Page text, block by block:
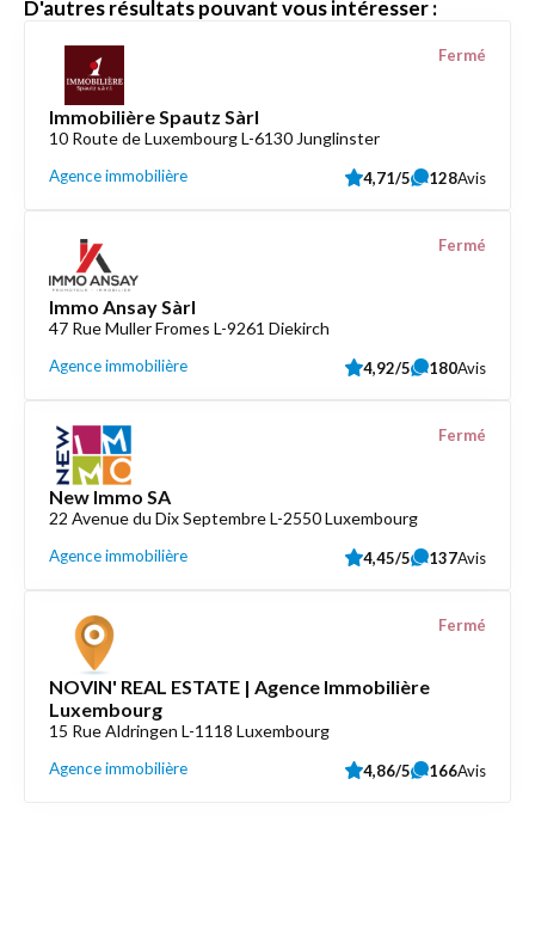
D'autres résultats pouvant vous intéresser :
Immobilière Spautz Sàrl
10 Route de Luxembourg L-6130 Junglinster
Agence immobilière
Fermé
4,71/5 128Avis
Immo Ansay Sàrl
47 Rue Muller Fromes L-9261 Diekirch
Agence immobilière
Fermé
4,92/5 180Avis
New Immo SA
22 Avenue du Dix Septembre L-2550 Luxembourg
Agence immobilière
Fermé
4,45/5 137Avis
NOVIN' REAL ESTATE | Agence Immobilière
Luxembourg
15 Rue Aldringen L-1118 Luxembourg
Agence immobilière
Fermé
4,86/5 166Avis